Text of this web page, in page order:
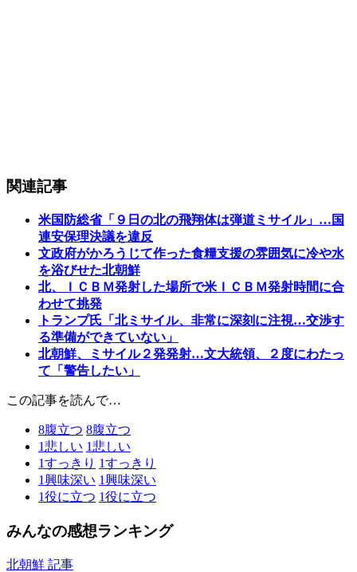
関連記事
米国防総省「９日の北の飛翔体は弾道ミサイル」…国
連安保理決議を違反
文政府がかろうじて作った食糧支援の雰囲気に冷や水
を浴びせた北朝鮮
北、ＩＣＢＭ発射した場所で米ＩＣＢＭ発射時間に合
わせて挑発
トランプ氏「北ミサイル、非常に深刻に注視…交渉す
る準備ができていない」
北朝鮮、ミサイル２発発射…文大統領、２度にわたっ
て「警告したい」
この記事を読んで…
8腹立つ 8腹立つ
1悲しい 1悲しい
1すっきり 1すっきり
1興味深い 1興味深い
1役に立つ 1役に立つ
みんなの感想ランキング
北朝鮮 記事